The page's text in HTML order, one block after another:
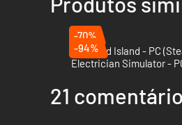
-70%
Starsand Island - PC
-94%
Electrician Simulator -
21